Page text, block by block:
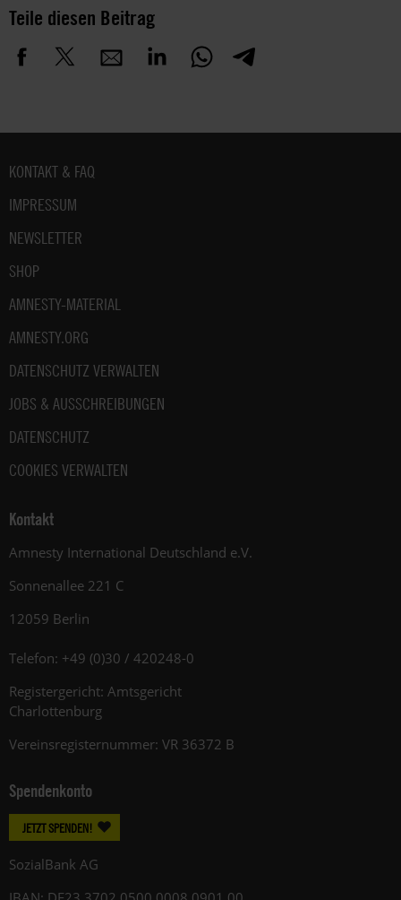
Teile diesen Beitrag
Fußbereich
KONTAKT & FAQ
IMPRESSUM
NEWSLETTER
SHOP
AMNESTY-MATERIAL
AMNESTY.ORG
DATENSCHUTZ VERWALTEN
JOBS & AUSSCHREIBUNGEN
DATENSCHUTZ
COOKIES VERWALTEN
Kontakt
Amnesty International Deutschland e.V.
Sonnenallee 221 C
12059 Berlin
Telefon: +49 (0)30 / 420248-0
Registergericht: Amtsgericht
Charlottenburg
Vereinsregisternummer: VR 36372 B
Spendenkonto
JETZT SPENDEN!
SozialBank AG